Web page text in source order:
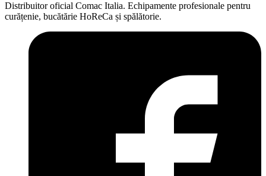
Distribuitor oficial Comac Italia. Echipamente profesionale pentru
curățenie, bucătărie HoReCa și spălătorie.